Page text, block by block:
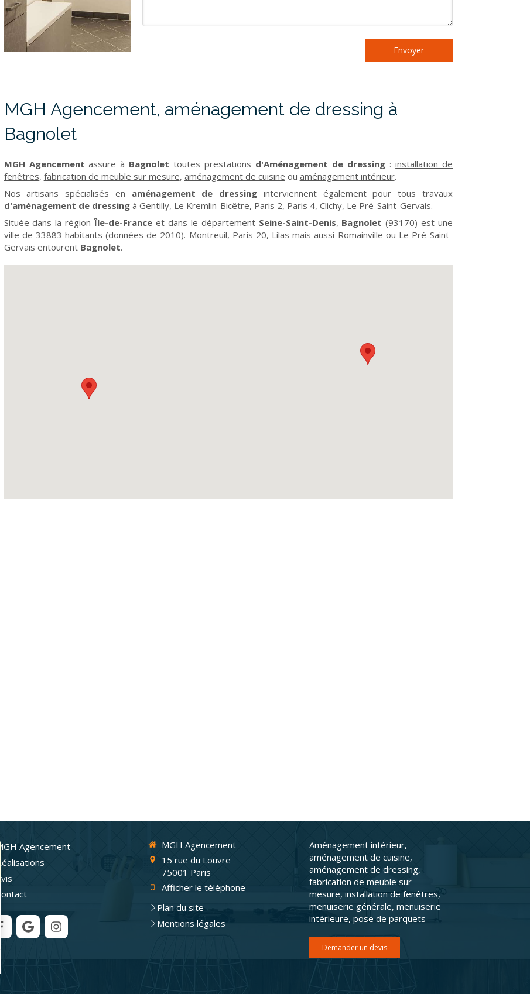
Envoyer
MGH Agencement, aménagement de dressing à
Bagnolet
MGH Agencement assure à Bagnolet toutes prestations d'Aménagement de dressing :installation de
fenêtres, fabrication de meuble sur mesure, aménagement de cuisine ou aménagement intérieur.
Nos artisans spécialisés en aménagement de dressing interviennent également pour tous travaux
d'aménagement de dressingà Gentilly, Le Kremlin-Bicêtre, Paris 2, Paris 4, Clichy, Le Pré-Saint-Gervais.
Située dans la régionÎle-de-France et dans le département Seine-Saint-Denis, Bagnolet (93170) est une
ville de 33883 habitants (données de 2010). Montreuil, Paris 20, Lilas mais aussi Romainville ou Le Pré-Saint-
Gervais entourent Bagnolet.
MGH Agencement
Réalisations
Avis
Contact
MGH Agencement
15 rue du Louvre
75001 Paris
Afficher le téléphone
Plan du site
Mentions légales
Aménagement intérieur,
aménagement de cuisine,
aménagement de dressing,
fabrication de meuble sur
mesure, installation de fenêtres,
menuiserie générale, menuiserie
intérieure, pose de parquets
Demander un devis